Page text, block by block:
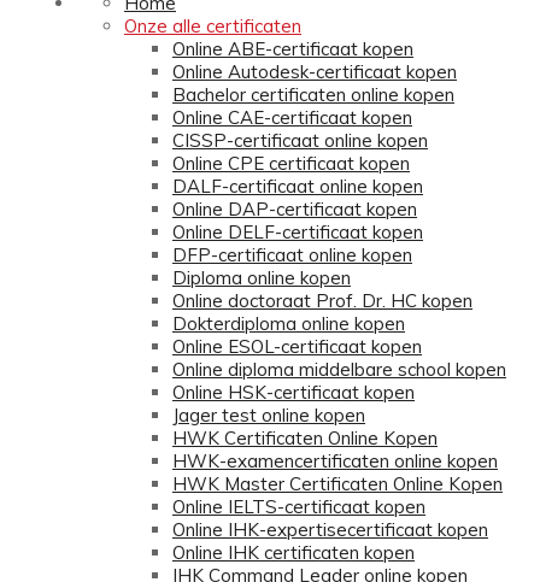
Onze alle certificaten
Online ABE-certificaat kopen
Online Autodesk-certificaat kopen
Bachelor certificaten online kopen
Online CAE-certificaat kopen
CISSP-certificaat online kopen
Online CPE certificaat kopen
DALF-certificaat online kopen
Online DAP-certificaat kopen
Online DELF-certificaat kopen
DFP-certificaat online kopen
Diploma online kopen
Online doctoraat Prof. Dr. HC kopen
Dokterdiploma online kopen
Online ESOL-certificaat kopen
Online diploma middelbare school kopen
Online HSK-certificaat kopen
Jager test online kopen
HWK Certificaten Online Kopen
HWK-examencertificaten online kopen
HWK Master Certificaten Online Kopen
Online IELTS-certificaat kopen
Online IHK-expertisecertificaat kopen
Online IHK certificaten kopen
IHK Command Leader online kopen